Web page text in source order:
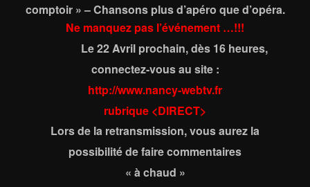
comptoir » – Chansons plus d’apéro que d’opéra.
Ne manquez pas l’événement …!!!
Le 22 Avril prochain, dès 16 heures,
connectez-vous au site :
http://www.nancy-webtv.fr
rubrique <DIRECT>
Lors de la retransmission, vous aurez la
possibilité de faire commentaires
« à chaud »